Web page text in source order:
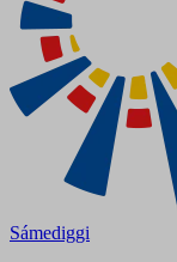
Sámediggi